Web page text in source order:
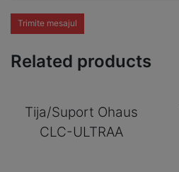
Trimite mesajul
Related products
Tija/Suport Ohaus
CLC-ULTRAA